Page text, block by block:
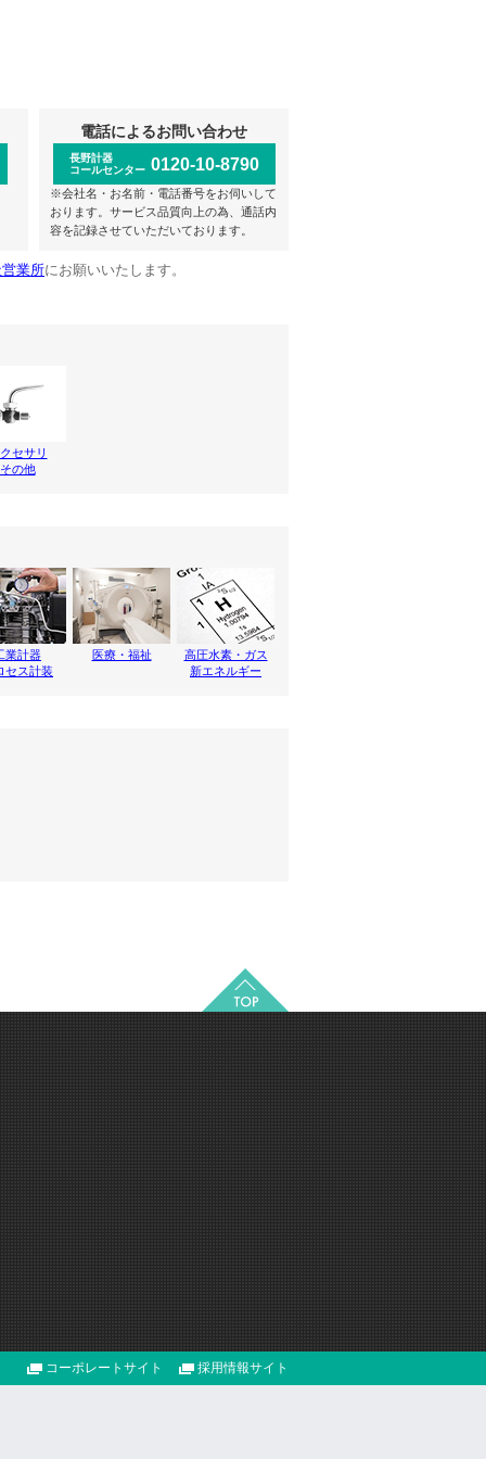
電話によるお問い合わせ
長野計器
コールセンター 0120-10-8790
※会社名・お名前・電話番号をお伺いして
おります。サービス品質向上の為、通話内
容を記録させていただいております。
業所にお願いいたします。
セサリ
その他
業計器
セス計装
医療・福祉
高圧水素・ガス
新エネルギー
コーポレートサイト 採用情報サイト